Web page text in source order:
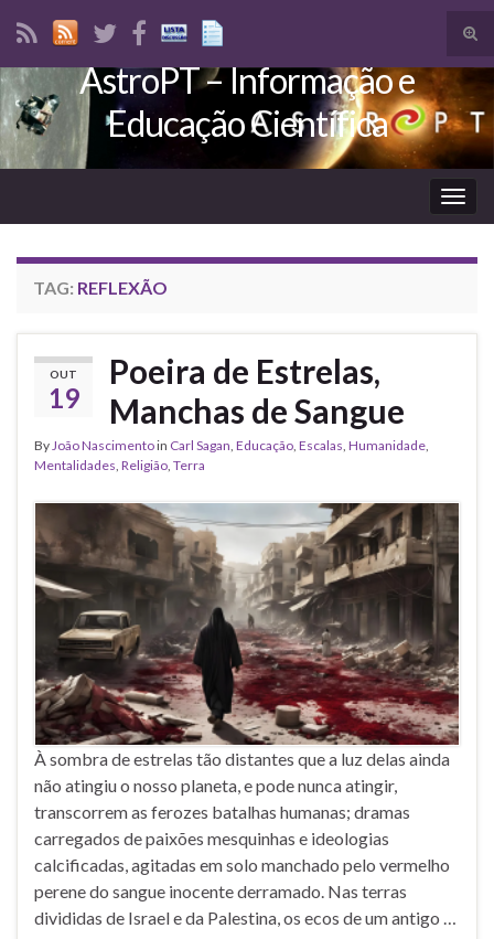
Search for:
AstroPT – Informação e
Educação Científica
TAG: REFLEXÃO
OUT
19
Poeira de Estrelas,
Manchas de Sangue
ByJoão Nascimentoin Carl Sagan, Educação, Escalas, Humanidade,
Mentalidades, Religião, Terra
À sombra de estrelas tão distantes que a luz delas ainda
não atingiu o nosso planeta, e pode nunca atingir,
transcorrem as ferozes batalhas humanas; dramas
carregados de paixões mesquinhas e ideologias
calcificadas, agitadas em solo manchado pelo vermelho
perene do sangue inocente derramado. Nas terras
divididas de Israel e da Palestina, os ecos de um antigo …